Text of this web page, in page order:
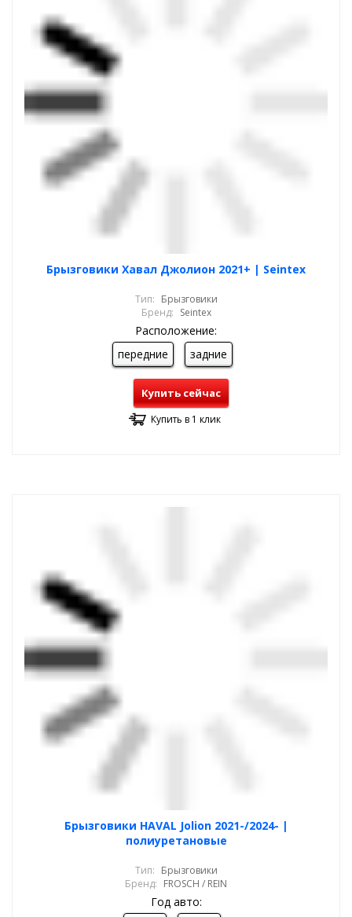
Брызговики Хавал Джолион 2021+ | Seintex
Тип: Брызговики
Бренд: Seintex
Расположение:
передние
задние
Купить сейчас
Купить в 1 клик
Брызговики HAVAL Jolion 2021-/2024- |
полиуретановые
Тип: Брызговики
Бренд: FROSCH / REIN
Год авто: